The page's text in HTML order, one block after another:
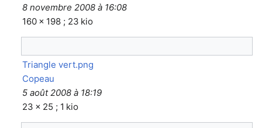
8 novembre 2008 à 16:08
160 × 198 ; 23 kio
Triangle vert.png
Copeau
5 août 2008 à 18:19
23 × 25 ; 1 kio